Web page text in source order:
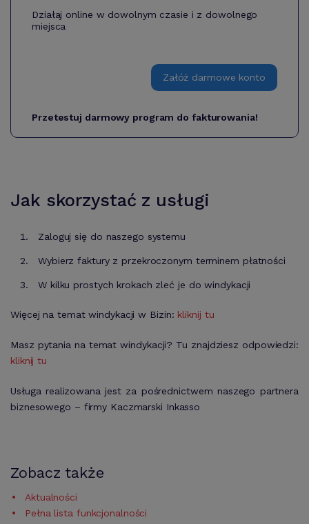
Działaj online w dowolnym czasie i z dowolnego
miejsca
Załóż darmowe konto
Przetestuj darmowy program do fakturowania!
Jak skorzystać z usługi
Zaloguj się do naszego systemu
Wybierz faktury z przekroczonym terminem płatności
W kilku prostych krokach zleć je do windykacji
Więcej na temat windykacji w Bizin: kliknij tu
Masz pytania na temat windykacji? Tu znajdziesz odpowiedzi:
kliknij tu
Usługa realizowana jest za pośrednictwem naszego partnera
biznesowego – firmy Kaczmarski Inkasso
Zobacz także
Aktualności
Pełna lista funkcjonalności